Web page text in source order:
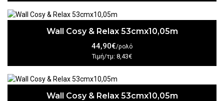
Wall Cosy & Relax 53cmx10,05m
44,90€/ρολό
Τιμή/τμ: 8,43€
Wall Cosy & Relax 53cmx10,05m